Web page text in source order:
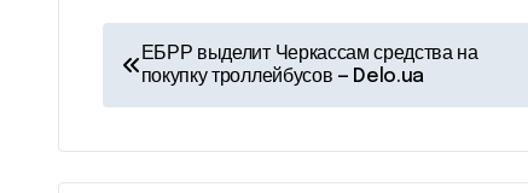
Н
а
в
ЕБРР выделит Черкассам средства на
покупку троллейбусов — Delo.ua